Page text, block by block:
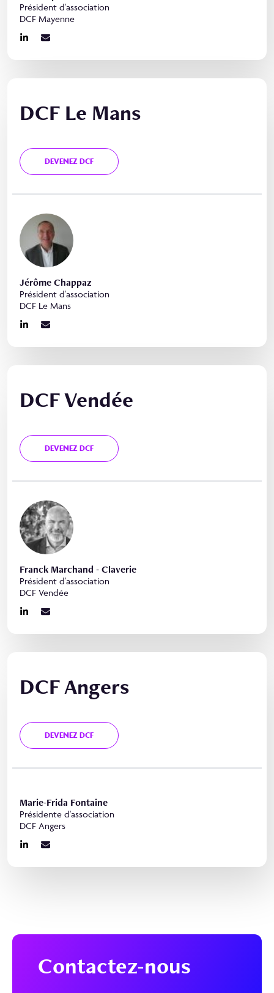
Président d'association
DCF Mayenne
DCF Le Mans
DEVENEZ DCF
Jérôme Chappaz
Président d'association
DCF Le Mans
DCF Vendée
DEVENEZ DCF
Franck Marchand - Claverie
Président d'association
DCF Vendée
DCF Angers
DEVENEZ DCF
Marie-Frida Fontaine
Présidente d'association
DCF Angers
Contactez-nous